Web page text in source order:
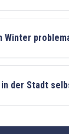
Winter
der Stadt